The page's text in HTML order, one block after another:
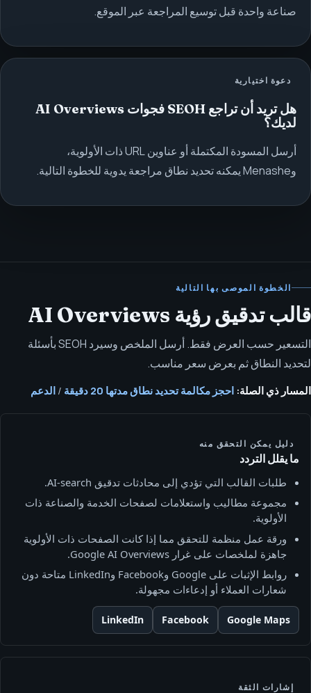
صناعة واحدة قبل توسيع المراجعة عبر الموقع.
دعوة اختيارية
هل تريد أن تراجع SEOH فجوات AI Overviews
لديك؟
أرسل المسودة المكتملة أو عناوين URL ذات الأولوية،
وMenashe يمكنه تحديد نطاق مراجعة يدوية للخطوة التالية.
الخطوة الموصى بها التالية
قالب تدقيق رؤية AI Overviews
التسعير حسب العرض فقط. أرسل الملخص وسيرد SEOH بأسئلة
لتحديد النطاق ثم بعرض سعر مناسب.
المسار ذي الصلة: احجز مكالمة تحديد نطاق مدتها 20 دقيقة / الدعم
دليل يمكن التحقق منه
ما يقلل التردد
طلبات القالب التي تؤدي إلى محادثات تدقيق AI-search.
مجموعة مطاليب واستعلامات لصفحات الخدمة والصناعة ذات
الأولوية.
ورقة عمل منظمة للتحقق مما إذا كانت الصفحات ذات الأولوية
جاهزة لملخصات على غرار Google AI Overviews.
روابط الإثبات على Google وFacebook وLinkedIn متاحة دون
شعارات العملاء أو إدعاءات مجهولة.
Google Maps
Facebook
LinkedIn
إشارات الثقة